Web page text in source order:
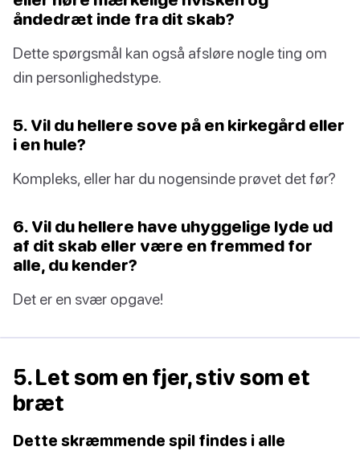
åndedræt inde fra dit skab?
Dette spørgsmål kan også afsløre nogle ting om
din personlighedstype.
5. Vil du hellere sove på en kirkegård eller
i en hule?
Kompleks, eller har du nogensinde prøvet det før?
6. Vil du hellere have uhyggelige lyde ud
af dit skab eller være en fremmed for
alle, du kender?
Det er en svær opgave!
5. Let som en fjer, stiv som et
bræt
Dette skræmmende spil findes i alle